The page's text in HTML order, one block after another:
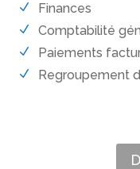
Finances
Comptabilité
Paiements
Regroupement